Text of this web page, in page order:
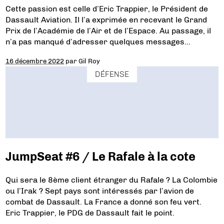
Cette passion est celle d’Eric Trappier, le Président de
Dassault Aviation. Il l’a exprimée en recevant le Grand
Prix de l’Académie de l’Air et de l’Espace. Au passage, il
n’a pas manqué d’adresser quelques messages…
16 décembre 2022 parGil Roy
DÉFENSE
JumpSeat #6 / Le Rafale à la cote
Qui sera le 8ème client étranger du Rafale ? La Colombie
ou l’Irak ? Sept pays sont intéressés par l’avion de
combat de Dassault. La France a donné son feu vert.
Eric Trappier, le PDG de Dassault fait le point.